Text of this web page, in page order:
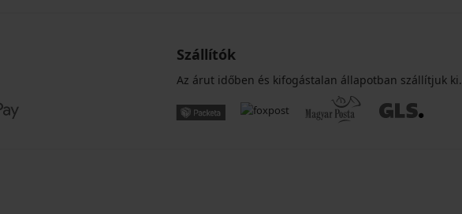
Szállítók
Az árut időben és kifogástalan állapotban szállítjuk ki.